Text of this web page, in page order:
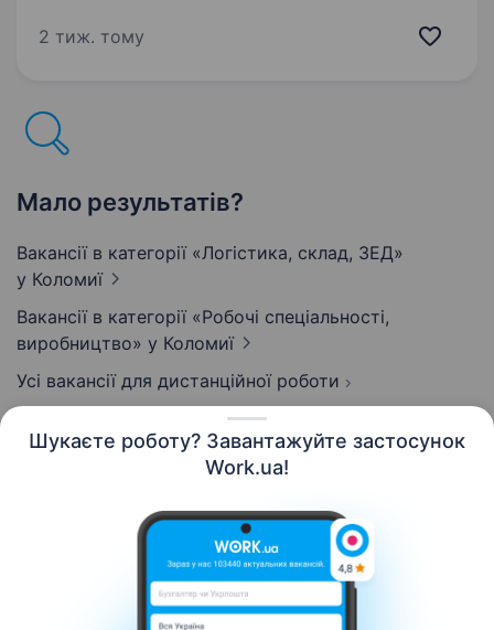
Шукаєте роботу? Завантажуйте застосунок
Work.ua!
з досвідом роботи від 1 року. Основними
2 тиж. тому
Мало результатів?
Вакансії в категорії «Логістика, склад, ЗЕД»
у Коломиї
Вакансії в категорії «Робочі спеціальності,
виробництво» у Коломиї
Усі вакансії для дистанційної роботи